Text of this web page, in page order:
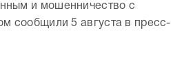
и мошенничество с
сообщили 5 августа в пресс-